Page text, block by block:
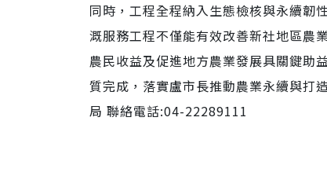
同時，工程全程納入生態檢核與永續韌
溉服務工程不僅能有效改善新社地區農
農民收益及促進地方農業發展具關鍵助
質完成，落實盧市長推動農業永續與
局 聯絡電話:04-22289111